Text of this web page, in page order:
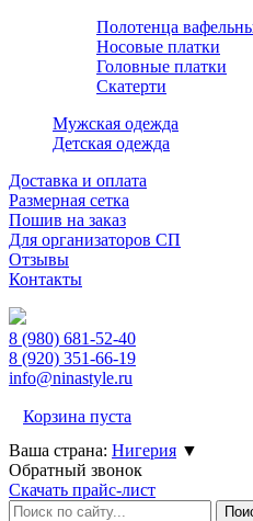
Полотенца
Носовые платки
Головные платки
Скатерти
Мужская одежда
Детская одежда
Доставка и оплата
Размерная сетка
Пошив на заказ
Для организаторов СП
Отзывы
Контакты
8 (980) 681-52-40
8 (920) 351-66-19
info@ninastyle.ru
Корзина пуста
Ваша страна: Нигерия ▼
Обратный звонок
Скачать прайс-лист